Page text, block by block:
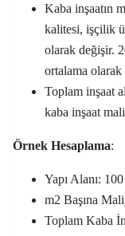
Kaba inşaatın
kalitesi, işçilik
olarak değişir.
ortalama olarak
Toplam inşaat
kaba inşaat
Örnek Hesaplama:
Yapı Alanı:
m2 Başına
Toplam Kaba